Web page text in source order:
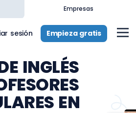
Empresas
sesión Empieza gratis
INGLÉS
EN